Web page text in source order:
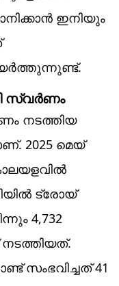
ഇനിയും
സ്വര്‍ണം
നടത്തിയ
2025 മെയ്
ട്രോയ്
4,732
സംഭവിച്ചത് 41